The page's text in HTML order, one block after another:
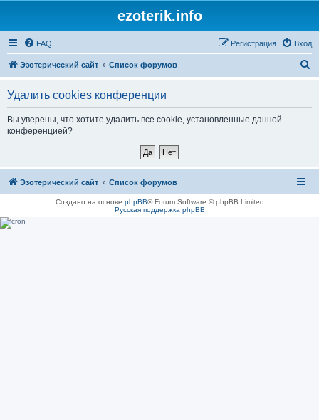
ezoterik.info
FAQ Вход
Регистрация
Эзотерический сайт Список форумов
Удалить cookies конференции
Вы уверены, что хотите удалить все cookie, установленные данной
конференцией?
Эзотерический сайт Список форумов
Создано на основе phpBB® Forum Software © phpBB Limited
Русская поддержка phpBB